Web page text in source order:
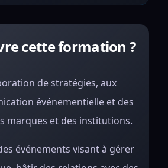
cette formation ?
de stratégies, aux
événementielle et des
marques et des institutions.
événements visant à gérer